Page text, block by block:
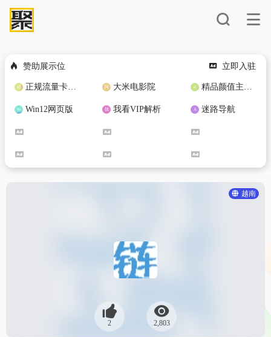
赞助展示位 立即入驻
正规流量卡免费加盟合作 大米电影院 精品颜值主播定制
Win12网页版 我看VIP解析 迷路导航
越南
2 2,803